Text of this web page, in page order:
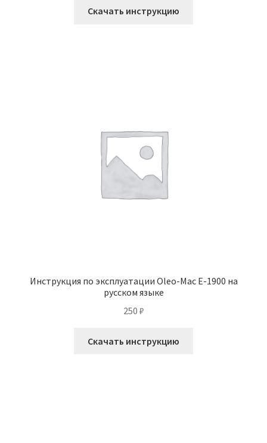
Скачать инструкцию
Инструкция по эксплуатации Oleo-Mac E-1900 на
русском языке
250 ₽
Скачать инструкцию